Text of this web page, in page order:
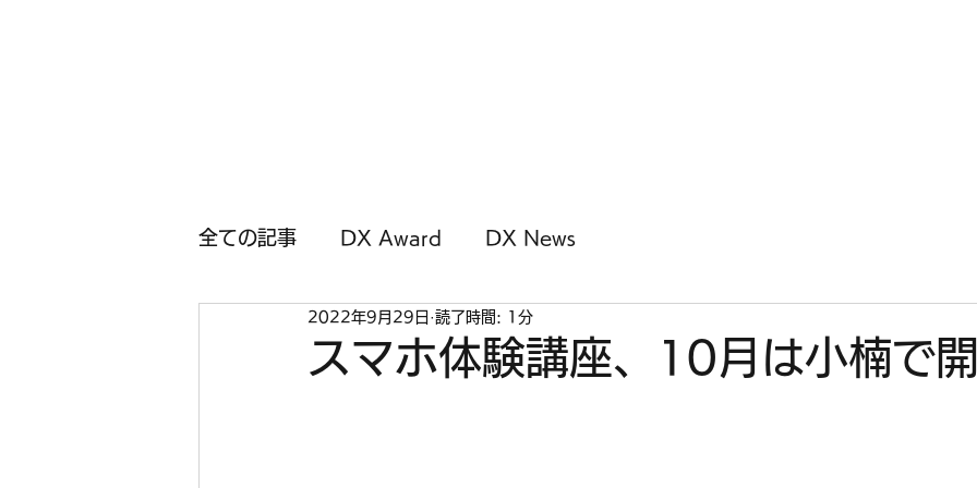
全ての記事 DX Award DX News
スマホ体験講座、10月は小楠で開
2022年9月29日 読了時間: 1分